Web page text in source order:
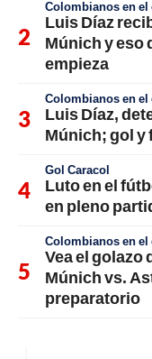
Colombianos en el
Luis Díaz
Múnich y eso
empieza
Colombianos en el
Luis Díaz,
Múnich; gol y
Gol Caracol
Luto en el
en pleno
Colombianos en el
Vea el golazo
Múnich vs.
preparatorio